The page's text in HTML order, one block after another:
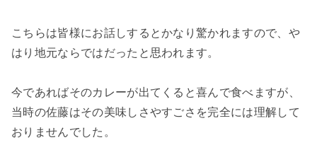
こちらは皆様にお話しするとかなり驚かれますので、や
はり地元ならではだったと思われます。
今であればそのカレーが出てくると喜んで食べますが、
当時の佐藤はその美味しさやすごさを完全には理解して
おりませんでした。